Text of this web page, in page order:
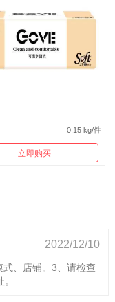
0.15 kg/件
立即购买
2022/12/10
、店铺。3、请检查